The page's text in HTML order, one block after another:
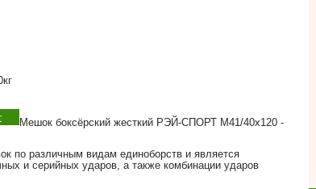
Мешок боксёрский жесткий РЭЙ-СПОРТ М41/40х120 -
по различным видам единоборств и является
и серийных ударов, а также комбинации ударов